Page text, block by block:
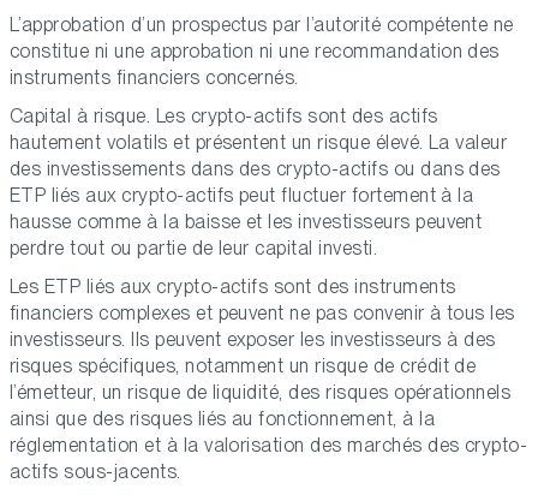
L’approbation d’un prospectus par l’autorité compétente ne
constitue ni une approbation ni une recommandation des
instruments financiers concernés.
Capital à risque. Les crypto-actifs sont des actifs
hautement volatils et présentent un risque élevé. La valeur
des investissements dans des crypto-actifs ou dans des
ETP liés aux crypto-actifs peut fluctuer fortement à la
hausse comme à la baisse et les investisseurs peuvent
perdre tout ou partie de leur capital investi.
Les ETP liés aux crypto-actifs sont des instruments
financiers complexes et peuvent ne pas convenir à tous les
investisseurs. Ils peuvent exposer les investisseurs à des
risques spécifiques, notamment un risque de crédit de
l’émetteur, un risque de liquidité, des risques opérationnels
ainsi que des risques liés au fonctionnement, à la
réglementation et à la valorisation des marchés des crypto-
actifs sous-jacents.